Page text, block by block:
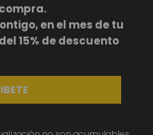
en el mes de tu
15% de descuento